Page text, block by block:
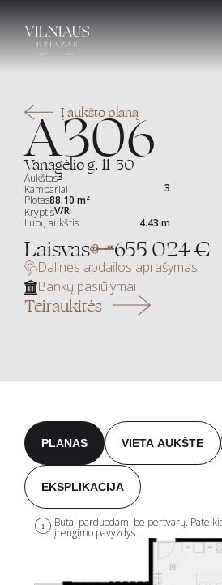
PLANAS VIETA AUKŠTE
EKSPLIKACIJA
Butai parduodami be pertvarų.
įrengimo pavyzdys.
Į aukšto planą
A306
Vanagėlio g. 11-50
Aukštas3
Kambariai
3
Plotas88.10 m²
KryptisV/R
Lubų aukštis
4.43 m
Laisvas 655 024 €
Dalinės apdailos aprašymas
Bankų pasiūlymai
Teiraukitės